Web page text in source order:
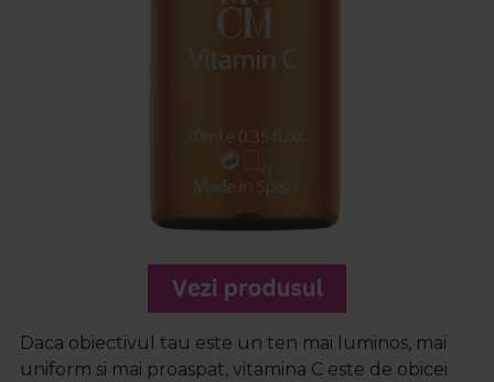
Daca obiectivul tau este un ten mai luminos, mai
uniform si mai proaspat, vitamina C este de obicei